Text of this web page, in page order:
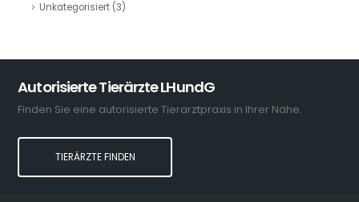
Unkategorisiert(3)
Autorisierte Tierärzte LHundG
Finden Sie eine autorisierte Tierarztpraxis in Ihrer Nähe.
TIERÄRZTE FINDEN